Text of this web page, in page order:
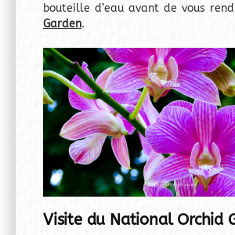
bouteille d’eau avant de vous
Garden.
Visite du National Orchid